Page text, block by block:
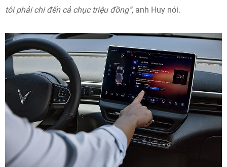
tôi phải chi đến cả chục triệu đồng”, anh Huy nói.